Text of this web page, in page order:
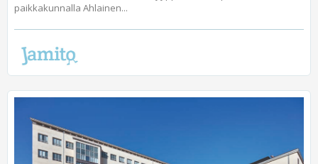
paikkakunnalla Ahlainen...